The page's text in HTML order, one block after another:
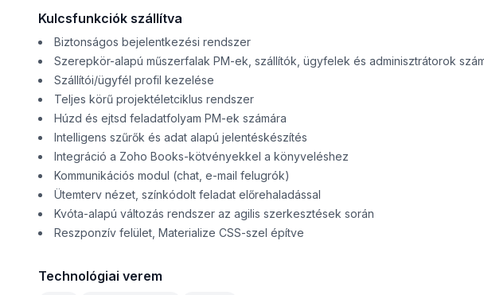
Kulcsfunkciók szállítva
Biztonságos bejelentkezési rendszer
Szerepkör-alapú műszerfalak PM-ek, szállítók, ügyfelek és adminisztrátorok
Szállítói/ügyfél profil kezelése
Teljes körű projektéletciklus rendszer
Húzd és ejtsd feladatfolyam PM-ek számára
Intelligens szűrők és adat alapú jelentéskészítés
Integráció a Zoho Books-kötvényekkel a könyveléshez
Kommunikációs modul (chat, e-mail felugrók)
Ütemterv nézet, színkódolt feladat előrehaladással
Kvóta-alapú változás rendszer az agilis szerkesztések során
Reszponzív felület, Materialize CSS-szel építve
Technológiai verem